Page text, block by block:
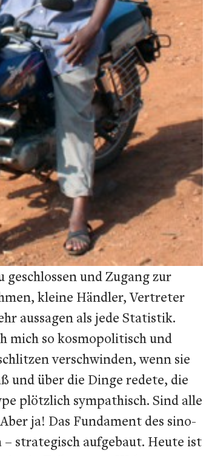
und Zugang zur
kleine Händler, Vertreter
aussagen als jede Statistik.
mich so kosmopolitisch und
verschwinden, wenn sie
und über die Dinge redete, die
plötzlich sympathisch. Sind alle
ja! Das Fundament des sino-
strategisch aufgebaut. Heute ist